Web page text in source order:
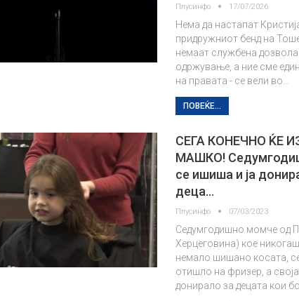
Плусинфо 17/07/2026
Нема да настапат
придружниот бенд на
немаат службена
одржување, а ние сме
на правата - се вели во…
ПОВЕЌЕ...
СЕГА КОНЕЧНО ЌЕ
МАШКО!
се ишиша и ја
деца…
Плусинфо 07/03/2023
Седумгодишно момче од
Херцеговина) кое
немало шишано косата,
отишло на фризер, а
донирало за децата кои